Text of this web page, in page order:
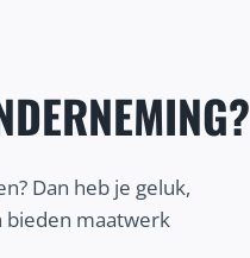
Dan heb je geluk,
bieden maatwerk